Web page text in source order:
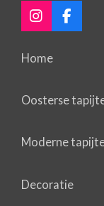
I
n
t
r
F
a
o
Home
Oosterse
Moderne
Decoratie